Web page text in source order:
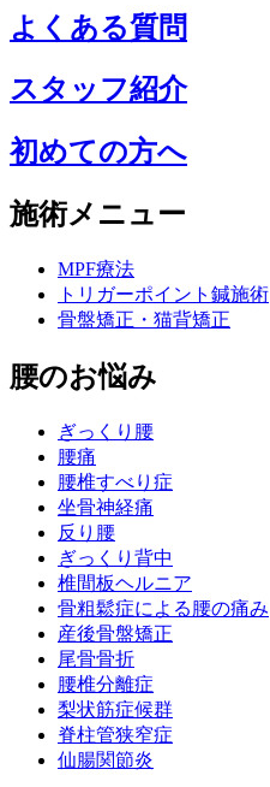
よくある質問
スタッフ紹介
初めての方へ
施術メニュー
MPF療法
トリガーポイント鍼施術
骨盤矯正・猫背矯正
腰のお悩み
ぎっくり腰
腰痛
腰椎すべり症
坐骨神経痛
反り腰
ぎっくり背中
椎間板ヘルニア
骨粗鬆症による腰の痛み
産後骨盤矯正
尾骨骨折
腰椎分離症
梨状筋症候群
脊柱管狭窄症
仙腸関節炎